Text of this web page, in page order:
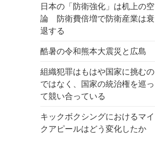
日本の「防衛強化」は机上の空
論 防衛費倍増で防衛産業は衰
退する
酷暑の令和熊本大震災と広島
組織犯罪はもはや国家に挑むの
ではなく、国家の統治権を巡っ
て競い合っている
キックボクシングにおけるマイ
クアピールはどう変化したか